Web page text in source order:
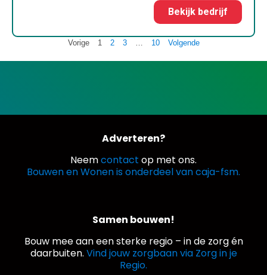
Bekijk bedrijf
Vorige 1 2 3 10 Volgende
Adverteren?
Neemcontact op met ons.
Bouwen en Wonen is onderdeel van caja-fsm.
Samen bouwen!
Bouw mee aan een sterke regio – in de zorg én
daarbuiten. Vind jouw zorgbaan via Zorg in je
Regio.